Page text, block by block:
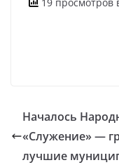
19 просмотров
Началось
«Служение» —
лучшие